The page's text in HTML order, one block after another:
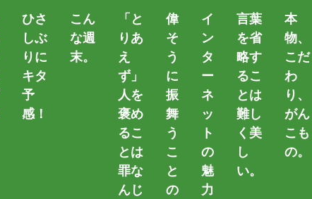
ひさ
しぶ
りに
キタ
予
感！
こん
な週
末。
「と
りあ
え
ず」
人を
褒め
るこ
とは
罪な
んじ
偉
そ
う
に
振
舞
う
こ
と
の
イ
ン
タ
ー
ネ
ッ
ト
の
魅
力
言葉
を省
略す
るこ
とは
難し
く美
し
い。
本
物、
こだ
わ
り、
がん
こも
の。